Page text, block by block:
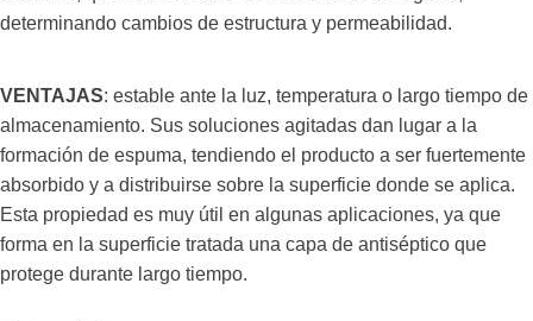
determinando cambios de estructura y permeabilidad.
VENTAJAS: estable ante la luz, temperatura o largo tiempo de
almacenamiento. Sus soluciones agitadas dan lugar a la
formación de espuma, tendiendo el producto a ser fuertemente
absorbido y a distribuirse sobre la superficie donde se aplica.
Esta propiedad es muy útil en algunas aplicaciones, ya que
forma en la superficie tratada una capa de antiséptico que
protege durante largo tiempo.